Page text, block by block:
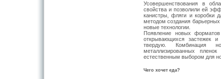
Усовершенствования в
свойства и позволили ей
канистры, фляги и коробки
методом создания
новые технологии.
Появление новых
открывающихся застежек
твердую. Комбинация
металлизированных
естественным выбором для
Чего хочет еда?